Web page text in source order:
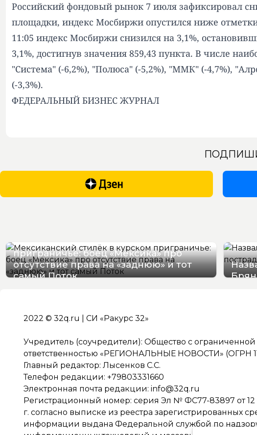
Российский фондовый рынок 7 июля зафиксировал
площадки, индекс Мосбиржи опустился ниже
11:05 индекс Мосбиржи снизился на 3,1%,
3,1%, достигнув значения 859,43 пункта. В числе
"Система" (-6,2%), "Полюса" (-5,2%), "ММК" (-4,7%),
(-3,3%).
ФЕДЕРАЛЬНЫЙ БИЗНЕС ЖУРНАЛ
Мексиканский стилёк в курском
приграничье: боец «Мексика» про
отсутствие права на «заднюю» и тот
самый Поток
2022 © 32q.ru | СИ «Ракурс 32»
Учредитель (соучредители): Общество с ограниченной
ответственностью «РЕГИОНАЛЬНЫЕ НОВОСТИ» (ОГРН
Главный редактор: Лысенков С.С.
Телефон редакции: +79803331660
Электронная почта редакции: info@32q.ru
Регистрационный номер: серия Эл № ФС77-83897 от 12
г. согласно выписке из реестра зарегистрированных
информации выдана Федеральной службой по